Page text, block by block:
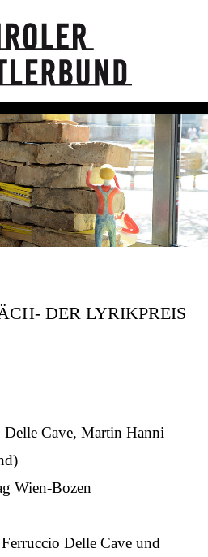
DER LYRIKPREIS
Delle Cave, Martin Hanni
Wien-Bozen
Delle Cave und